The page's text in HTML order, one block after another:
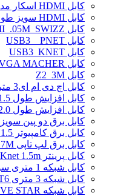
کابل HDMI اسکار مدل Gold طول 5 متر
کابل HDMI سویز طول ۱۰ متر
کابل HDMI_.05M_SWIZZ
کابل USB3 _ PNET
کابل USB3_KNET
کابل VGA MACHER بیست متری MR 165
کابل Z2_3M
کابل اچ دی ام ای3 متری VENETOLINK HDMI
کابل افزایش طول 1.5 متری USB TR-MAX
کابل افزایش طول USB 2.0 سویز 1.5m
کابل برق دو پین سویز طول
کابل برق کامپیوتر 1.5ﻣﺘﺮی P-NET
کابل برق لپ تاپی SWIZZ 1.7M
کابل پرینتر Knet 1.5m
کابل شبکه 1 متری سویز CAT6 SWIZZ
کابل شبکه 3 متری CAT6 برند FIVE STAR
کابل شبکه CAT5 3M FIVE STAR